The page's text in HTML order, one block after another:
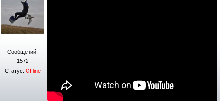
Сообщений:
1572
Статус: Offline